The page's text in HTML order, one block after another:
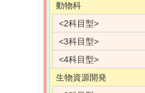
動物科
<2科目型>
<3科目型>
<4科目型>
生物資源開発